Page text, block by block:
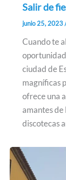
Salir de
junio 25, 2023
Cuando te
ciudad de
magníficas
ofrece una
amantes de
discotecas